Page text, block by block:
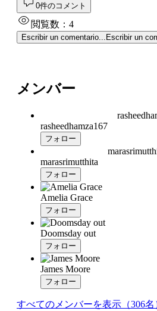
0件のコメント
閲覧数：4
Escribir un comentario... Escribir un
メンバー
rasheedhamza167
フォロー
marasrimutthita
フォロー
Amelia Grace
フォロー
Doomsday out
フォロー
James Moore
フォロー
すべてのメンバーを表示（306名